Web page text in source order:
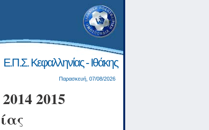
Ε.Π.Σ. Κεφαλληνίας - Ιθάκης
Παρασκευή, 07/08/2026
2015